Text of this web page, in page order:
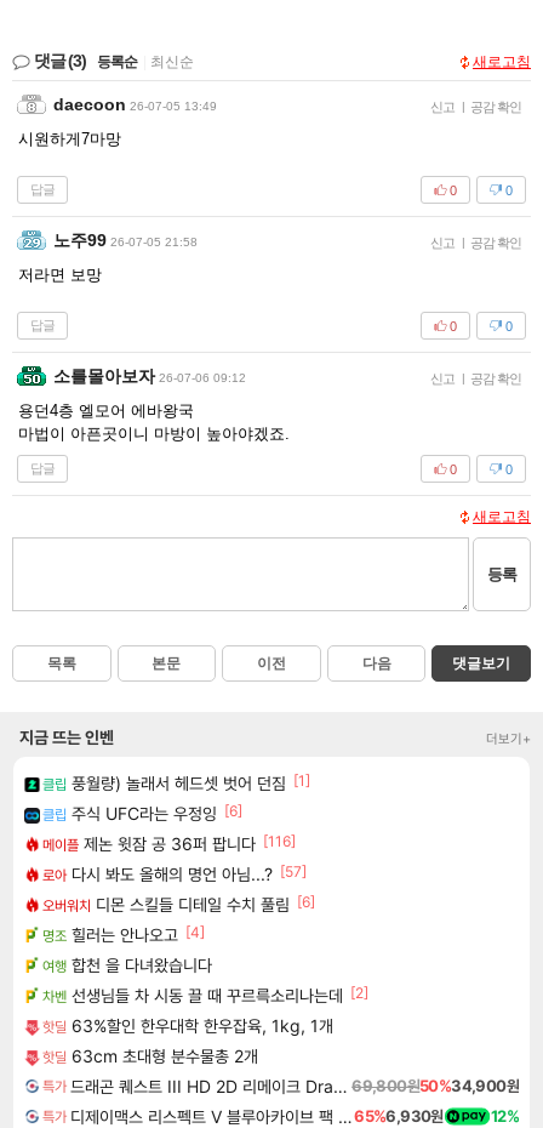
댓글(3) 등록순 최신순 새로고침
daecoon 26-07-05 13:49 신고 | 공감 확인
시원하게7마망
답글 0
0
노주99 26-07-05 21:58 신고 | 공감 확인
저라면 보망
답글 0
0
소를몰아보자 26-07-06 09:12 신고 | 공감 확인
용던4층 엘모어 에바왕국
마법이 아픈곳이니 마방이 높아야겠죠.
답글 0
0
새로고침
등록
목록 본문 이전 다음 댓글보기
지금 뜨는 인벤 더보기+
클립 풍월량) 놀래서 헤드셋 벗어 던짐 [1]
클립 주식 UFC라는 우정잉 [6]
메이플 제논 윗잠 공 36퍼 팝니다 [116]
로아 다시 봐도 올해의 명언 아님...? [57]
오버워치 디몬 스킬들 디테일 수치 풀림 [6]
명조 힐러는 안나오고 [4]
여행 합천 을 다녀왔습니다
차벤 선생님들 차 시동 끌 때 꾸르륵소리나는데 [2]
핫딜 63%할인 한우대학 한우잡육, 1kg, 1개
핫딜 63cm 초대형 분수물총 2개
특가 드래곤 퀘스트 III HD 2D 리메이크 Dragon Quest III HD 2D Remake 69,800원50%34,900원
특가 디제이맥스 리스펙트 V 블루아카이브 팩 DJMAX RESPECT V Blue Archive Pack DLC65%6,930원 12%